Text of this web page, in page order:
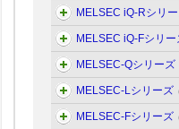
MELSEC iQ-Rシリ
MELSEC iQ-Fシリー
MELSEC-Qシリーズ
MELSEC-Lシリーズ
MELSEC-Fシリーズ